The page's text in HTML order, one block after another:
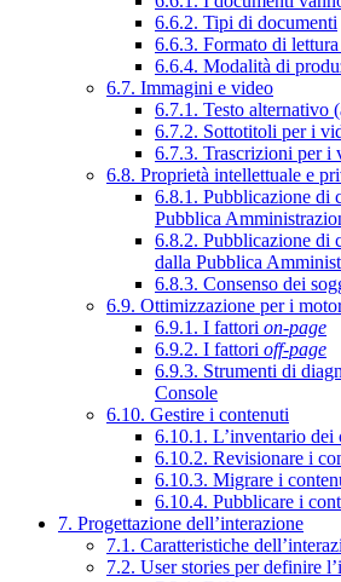
6.6.2. Tipi di documenti
6.6.3. Formato di
6.6.4. Modalità di
6.7. Immagini e video
6.7.1. Testo alternativo
6.7.2. Sottotitoli per i
6.7.3. Trascrizioni per i
6.8. Proprietà intellettuale e
6.8.1. Pubblicazione di
Pubblica
6.8.2. Pubblicazione di
dalla Pubblica
6.8.3. Consenso dei
6.9. Ottimizzazione per i
6.9.1. I fattori on-page
6.9.2. I fattori off-page
6.9.3. Strumenti di
Console
6.10. Gestire i contenuti
6.10.1. L’inventario dei
6.10.2. Revisionare i
6.10.3. Migrare i
6.10.4. Pubblicare i
7. Progettazione dell’interazione
7.1. Caratteristiche
7.2. User stories per definire